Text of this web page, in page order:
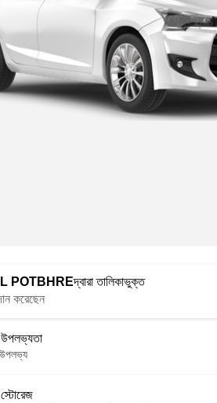
POTBHREদ্বারা তালিকাভুক্ত
করেছেন
উপলভ্যতা
স্টোরেজ